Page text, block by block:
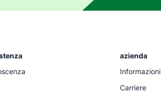
azienda
Informazioni
Carriere